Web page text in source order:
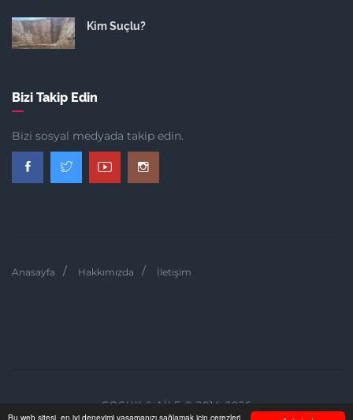
Bu web sitesi, en iyi deneyimi yaşamanızı sağlamak için çerezleri
Kim Suçlu?
Bizi Takip Edin
Bizi sosyal medyada takip edin.
Anasayfa Hakkımızda İletişim
ÇOCUK & AILE © 2014-2026